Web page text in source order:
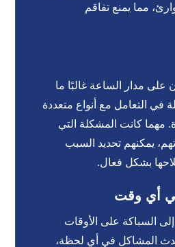
مما يمنع تفاقم
على مدار الساعة غالبًا ما
في التعامل مع أنواع متعددة
مهما كانت المشكلة التي
يمكنهم تحديد السبب
بشكل فعال.
أي وقت
إلى السباكة على الأوقات
المشاكل في أي لحظة،